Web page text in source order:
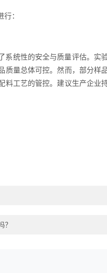
：
系统性的安全与质量评估。实
质量总体可控。然而，部分样
料工艺的管控。建议生产企业
？